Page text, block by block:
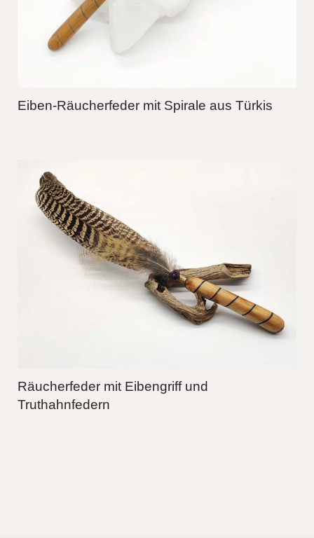
Eiben-Räucherfeder mit Spirale aus Türkis
Räucherfeder mit Eibengriff und
Truthahnfedern